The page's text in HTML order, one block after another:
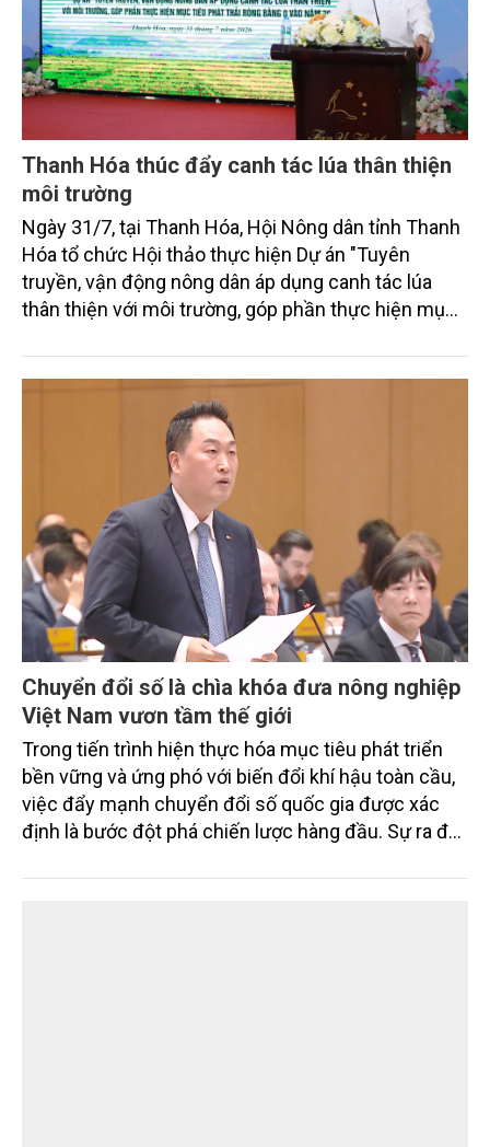
Thanh Hóa thúc đẩy canh tác lúa thân thiện
môi trường
Ngày 31/7, tại Thanh Hóa, Hội Nông dân tỉnh Thanh
Hóa tổ chức Hội thảo thực hiện Dự án "Tuyên
truyền, vận động nông dân áp dụng canh tác lúa
thân thiện với môi trường, góp phần thực hiện mục
trình thu hút sự tham gia của đông đảo đại biểu đến
từ các cơ quan quản lý nhà nước, đơn vị nghiên cứu,
doanh nghiệp, hợp tác xã và nông dân đang trực
tiếp triển khai mô hình sản xuất lúa phát thải thấp.
Chuyển đổi số là chìa khóa đưa nông nghiệp
Việt Nam vươn tầm thế giới
Trong tiến trình hiện thực hóa mục tiêu phát triển
bền vững và ứng phó với biến đổi khí hậu toàn cầu,
việc đẩy mạnh chuyển đổi số quốc gia được xác
định là bước đột phá chiến lược hàng đầu. Sự ra đời
mạnh mẽ, thúc đẩy quá trình cải cách toàn diện,